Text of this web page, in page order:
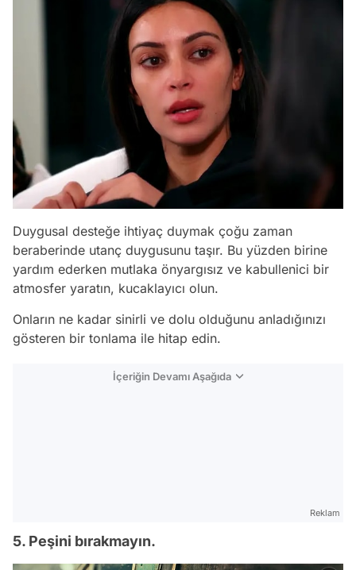
Duygusal desteğe ihtiyaç duymak çoğu zaman
beraberinde utanç duygusunu taşır. Bu yüzden birine
yardım ederken mutlaka önyargısız ve kabullenici bir
atmosfer yaratın, kucaklayıcı olun.
Onların ne kadar sinirli ve dolu olduğunu anladığınızı
gösteren bir tonlama ile hitap edin.
İçeriğin Devamı Aşağıda
Reklam
5. Peşini bırakmayın.